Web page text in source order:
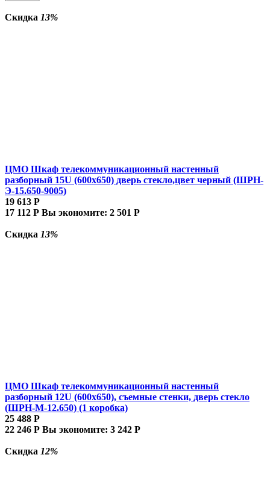
Скидка 13%
ЦМО Шкаф телекоммуникационный настенный
разборный 15U (600х650) дверь стекло,цвет черный (ШРН-
Э-15.650-9005)
19 613 Р
17 112 Р Вы экономите: 2 501 Р
Скидка 13%
ЦМО Шкаф телекоммуникационный настенный
разборный 12U (600х650), съемные стенки, дверь стекло
(ШРН-М-12.650) (1 коробка)
25 488 Р
22 246 Р Вы экономите: 3 242 Р
Скидка 12%